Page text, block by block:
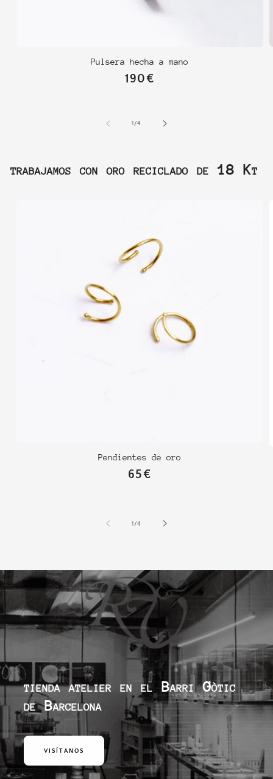
Pulsera hecha a mano
Precio
190€
1/de
4
trabajamos con oro reciclado de 18 Kt
Pendientes de oro
Precio
65€
1/de
4
tienda atelier en el Barri Gòtic
de Barcelona
VISÍTANOS